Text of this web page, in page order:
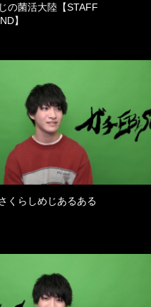
の菌活大陸【STAFF
】
くらしめじあるある